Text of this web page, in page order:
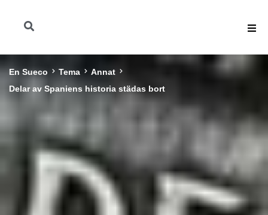
En Sueco Tema
Annat
Delar av Spaniens historia städas bort